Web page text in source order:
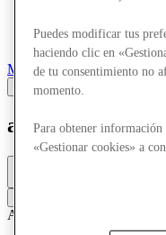
Marcas
adidas
Accesorios y bolsos
Puedes modificar tus
haciendo clic en
de tu consentimiento no
momento.
Para obtener información
«Gestionar cookies» a